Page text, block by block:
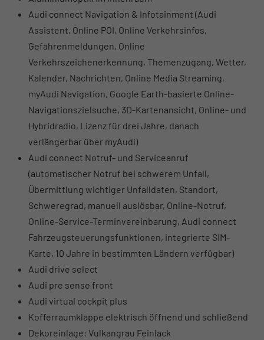
Audi connect Navigation & Infotainment (Audi
Assistent, Online POI, Online Verkehrsinfos,
Gefahrenmeldungen, Online
Verkehrszeichenerkennung, Themenzugang, Wetter,
Kalender, Nachrichten, Online Media Streaming,
myAudi Navigation, Google Earth-basierte Online-
Navigationszielsuche, 3D-Kartenansicht, Online- und
Hybridradio, Lizenz für drei Jahre, danach
verlängerbar über myAudi)
Audi connect Notruf- und Serviceanruf
(automatischer Notruf bei schwerem Unfall,
Übermittlung wichtiger Unfalldaten, Standort,
Schweregrad, manuell auslösbar, Online-Notruf,
Online-Service-Terminvereinbarung, Audi connect
Fahrzeugsteuerungsfunktionen, integrierte SIM-
Karte, 10 Jahre in bestimmten Ländern verfügbar)
Audi drive select
Audi pre sense front
Audi virtual cockpit plus
Kofferraumklappe elektrisch öffnend und schließend
Dekoreinlage: Vulkangrau Feinlack